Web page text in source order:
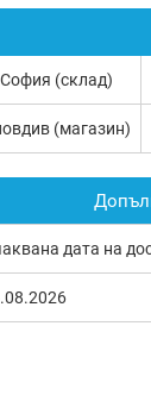
София (склад)
(магазин)
дата на